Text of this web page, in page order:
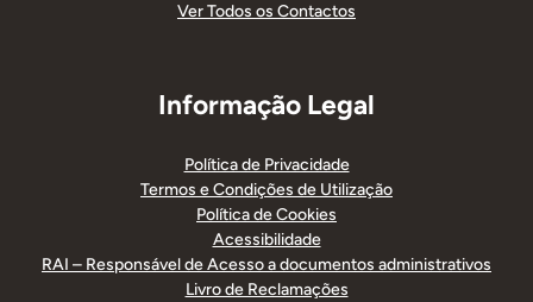
Ver Todos os Contactos
Informação Legal
Política de Privacidade
Termos e Condições de Utilização
Política de Cookies
Acessibilidade
RAI – Responsável de Acesso a documentos administrativos
Livro de Reclamações